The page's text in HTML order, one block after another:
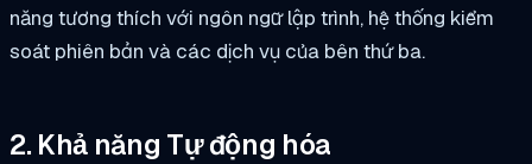
năng tương thích với ngôn ngữ lập trình, hệ thống kiểm
soát phiên bản và các dịch vụ của bên thứ ba.
2. Khả năng Tự động hóa